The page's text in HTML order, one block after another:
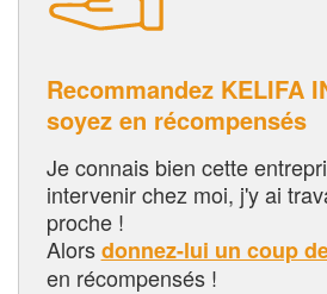
Recommandez KELIFA
soyez en récompensés
Je connais bien cette
intervenir chez moi, j'y ai
proche !
Alorsdonnez-lui un coup
en récompensés !